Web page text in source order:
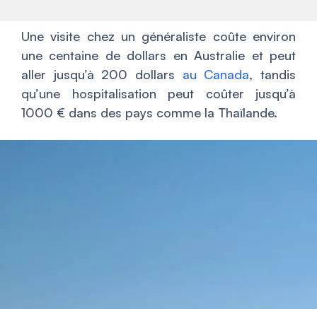
Une visite chez un généraliste coûte environ
une centaine de dollars en Australie et peut
aller jusqu’à 200 dollars au Canada, tandis
qu’une hospitalisation peut coûter jusqu’à
1000 € dans des pays comme la Thaïlande.